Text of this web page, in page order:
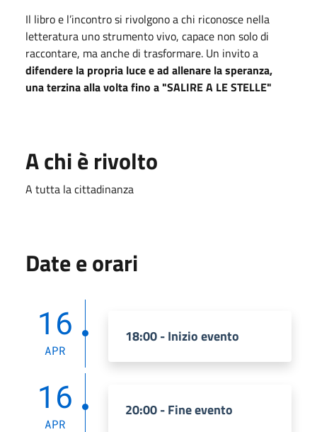
Il libro e l’incontro si rivolgono a chi riconosce nella
letteratura uno strumento vivo, capace non solo di
raccontare, ma anche di trasformare. Un invito a
difendere la propria luce e ad allenare la speranza,
una terzina alla voltafino a "SALIRE A LE STELLE"
A chi è rivolto
A tutta la cittadinanza
Date e orari
16
APR
18:00 - Inizio evento
16
APR
20:00 - Fine evento